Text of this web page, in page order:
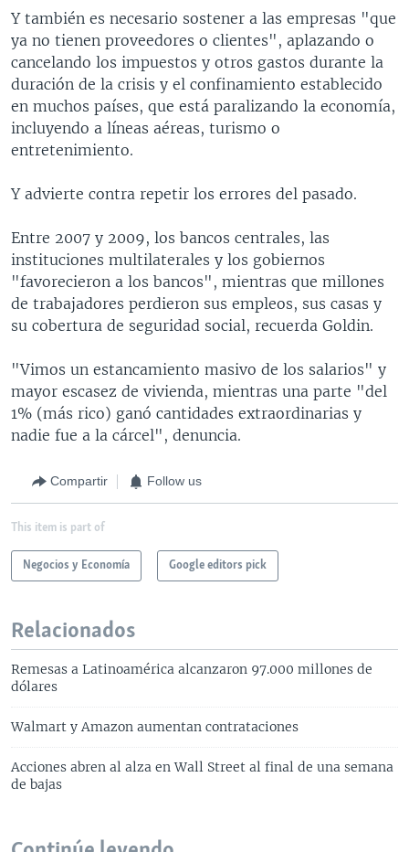
Y también es necesario sostener a las empresas "que
ya no tienen proveedores o clientes", aplazando o
cancelando los impuestos y otros gastos durante la
duración de la crisis y el confinamiento establecido
en muchos países, que está paralizando la economía,
incluyendo a líneas aéreas, turismo o
entretenimiento.
Y advierte contra repetir los errores del pasado.
Entre 2007 y 2009, los bancos centrales, las
instituciones multilaterales y los gobiernos
"favorecieron a los bancos", mientras que millones
de trabajadores perdieron sus empleos, sus casas y
su cobertura de seguridad social, recuerda Goldin.
"Vimos un estancamiento masivo de los salarios" y
mayor escasez de vivienda, mientras una parte "del
1% (más rico) ganó cantidades extraordinarias y
nadie fue a la cárcel", denuncia.
Compartir Follow us
This item is part of
Negocios y Economía Google editors pick
Relacionados
Remesas a Latinoamérica alcanzaron 97.000 millones de
dólares
Walmart y Amazon aumentan contrataciones
Acciones abren al alza en Wall Street al final de una semana
de bajas